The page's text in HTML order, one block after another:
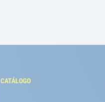
CATÁLOGO